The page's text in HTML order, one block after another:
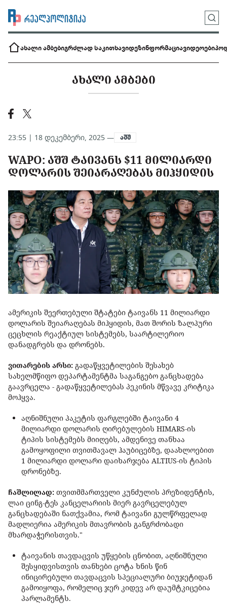
ახალი ამბებიგრძლად საკითხავიდეზინფორმაციავიდეოები
ᲐᲮᲐᲚᲘ ᲐᲛᲑᲔᲑᲘ
23:55 | 18 დეკემბერი, 2025 — აშშ
WAPO: ᲐᲨᲨ ᲢᲐᲘᲕᲐᲜᲡ $11 ᲛᲘᲚᲘᲐᲠᲓᲘ
ᲓᲝᲚᲐᲠᲘᲡ ᲨᲔᲘᲐᲠᲐᲦᲔᲑᲐᲡ ᲛᲘᲰᲧᲘᲓᲘᲡ
ამერიკის შეერთებული შტატები ტაივანს 11 მილიარდი
დოლარის შეიარაღებას მიჰყიდის, მათ შორის ზალპური
ცეცხლის რეაქტიულ სისტემებს, საარტილერიო
დანადგრებს და დრონებს.
ვითარების არსი: გადაწყვეტილების შესახებ
სახელმწიფო დეპარტამენტმა საგანგებო განცხადება
გაავრცელა - გადაწყვეტილებას პეკინის მწვავე კრიტიკა
მოჰყვა.
აღნიშნული პაკეტის ფარგლებში ტაივანი 4
მილიარდი დოლარის ღირებულების HIMARS-ის
ტიპის სისტემებს მიიღებს, ამდენივე თანხაა
გამოყოფილი თვითმავალ ჰაუბიცებზე, დაახლოებით
1 მილიარდი დოლარი დაიხარჯება ALTIUS-ის ტიპის
დრონებზე.
ჩაშლილად: თვითმმართველი კუნძულის პრეზიდენტის,
ლაი ცინგ-ტეს კანცელარიის მიერ გავრცელებულ
განცხადებაში ნათქვამია, რომ ტაივანი გულწრფელად
მადლიერია ამერიკის მთავრობის განგრძობადი
მხარდაჭერისთვის."
ტაივანის თავდაცვის უწყების ცნობით, აღნიშნული
შესყიდვისთვის თანხები ცოტა ხნის წინ
ინიცირებული თავდაცვის სპეციალური ბიუჯეტიდან
გამოიყოფა, რომელიც ჯერ კიდევ არ დაუმტკიცებია
პარლამენტს.